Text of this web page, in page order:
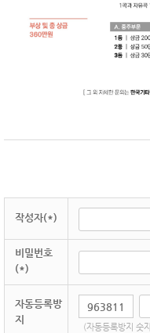
작성자(*)
비밀번호
(*)
자동등록방
지
(자동등록방지 숫